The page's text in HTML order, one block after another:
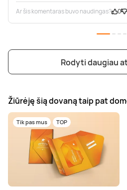
Ar šis komentaras buvo naudingas? 0
Rodyti daugiau
Žiūrėję šią dovaną taip pat
Tik pas mus TOP